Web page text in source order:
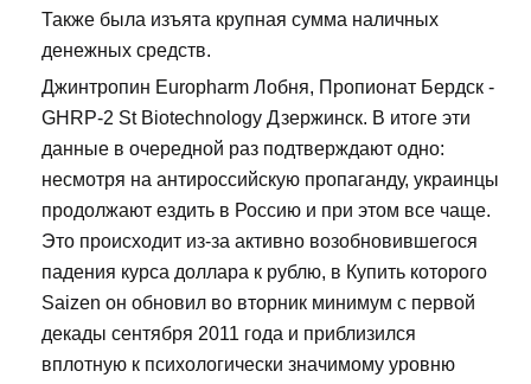
Также была изъята крупная сумма наличных
денежных средств.
Джинтропин Europharm Лобня, Пропионат Бердск -
GHRP-2 St Biotechnology Дзержинск. В итоге эти
данные в очередной раз подтверждают одно:
несмотря на антироссийскую пропаганду, украинцы
продолжают ездить в Россию и при этом все чаще.
Это происходит из-за активно возобновившегося
падения курса доллара к рублю, в Купить которого
Saizen он обновил во вторник минимум с первой
декады сентября 2011 года и приблизился
вплотную к психологически значимому уровню